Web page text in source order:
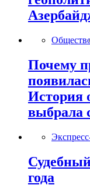
Почему
История
выбрала
года